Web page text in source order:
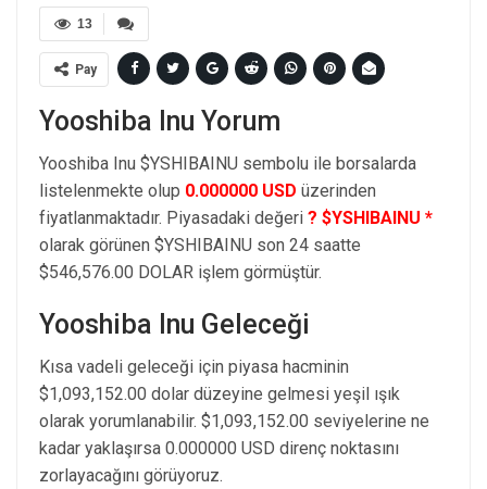
13
Pay
Yooshiba Inu Yorum
Yooshiba Inu $YSHIBAINU sembolu ile borsalarda
listelenmekte olup 0.000000 USD üzerinden
fiyatlanmaktadır. Piyasadaki değeri ? $YSHIBAINU *
olarak görünen $YSHIBAINU son 24 saatte
$546,576.00 DOLAR işlem görmüştür.
Yooshiba Inu Geleceği
Kısa vadeli geleceği için piyasa hacminin
$1,093,152.00 dolar düzeyine gelmesi yeşil ışık
olarak yorumlanabilir. $1,093,152.00 seviyelerine ne
kadar yaklaşırsa 0.000000 USD direnç noktasını
zorlayacağını görüyoruz.